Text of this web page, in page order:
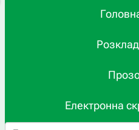
Електронна